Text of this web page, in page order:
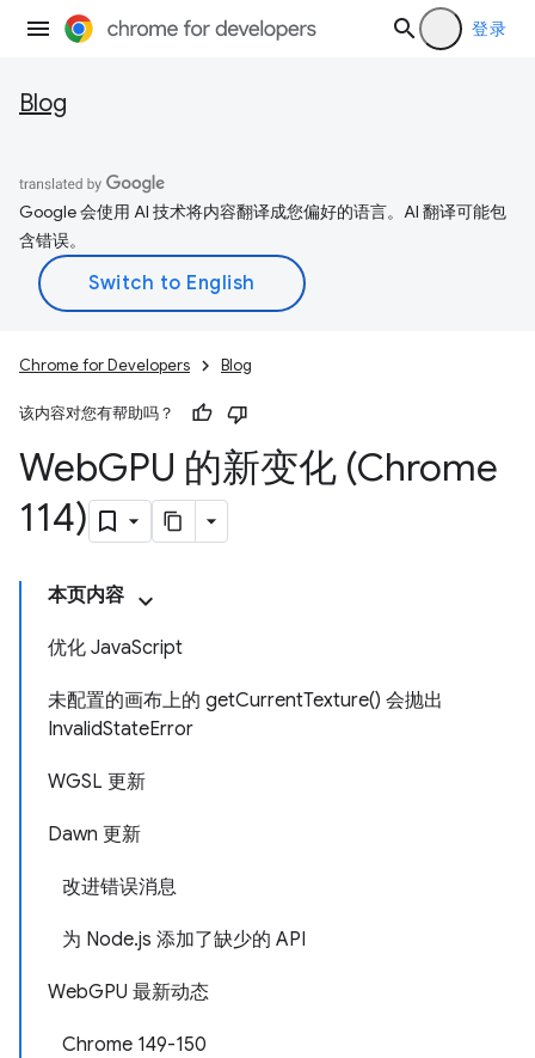
登录
Blog
Google 会使用 AI 技术将内容翻译成您偏好的语言。AI 翻译可能包
含错误。
Chrome for Developers Blog
该内容对您有帮助吗？
WebGPU 的新变化 (Chrome
114)
本页内容
优化 JavaScript
未配置的画布上的 getCurrentTexture() 会抛出
InvalidStateError
WGSL 更新
Dawn 更新
改进错误消息
为 Node.js 添加了缺少的 API
WebGPU 最新动态
Chrome 149-150